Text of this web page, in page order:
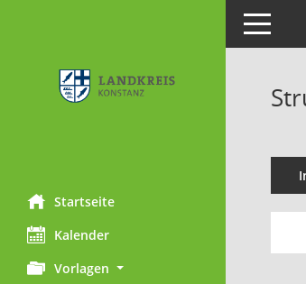
Startseite
Kalender
Vorlagen
Toggle